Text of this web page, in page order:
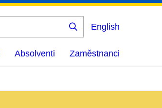
Vyhledat
English
Absolventi Zaměstnanci